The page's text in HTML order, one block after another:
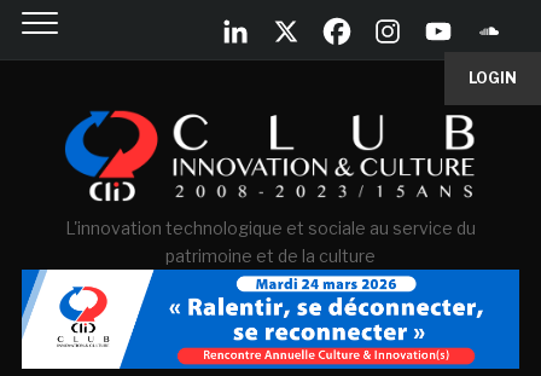
LOGIN
L'innovation technologique et sociale au service du
patrimoine et de la culture